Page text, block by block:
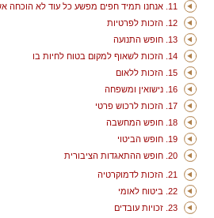
11. אנחנו תמיד חפים מפשע כל עוד לא הוכחה אשמתנו
12. הזכות לפרטיות
13. חופש התנועה
14. הזכות לשאוף למקום בטוח לחיות בו
15. הזכות ללאום
16. נישואין ומשפחה
17. הזכות לרכוש פרטי
18. חופש המחשבה
19. חופש הביטוי
20. חופש ההתאגדות הציבורית
21. הזכות לדמוקרטיה
22. ביטוח לאומי
23. זכויות עובדים